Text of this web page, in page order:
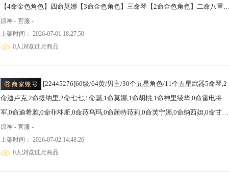
【4命金色角色】四命莫娜【3命金色角色】三命琴【2命金色角色】二命八重神
子,二命提纳里,二命迪卢克【1命金色角色】一命枫原万叶,一命甘雨,一命迪希
雅,一命七七【0命金色角色】梦见月瑞希,玛薇卡,恰斯卡,基尼奇,千织,神里绫华,
优菈,温迪【5精武器】雾切之回光【2精武器】护摩之杖,阿莫斯之弓【1精武
空之傲,天空之卷,天空之脊,天空之翼,天空之刃,四风原典
原神 - 官服 -
上架时间： 2026-07-01 18:27:50
0人浏览过此商品
命迪卢克,2命提纳里,2命七七,1命魈,1命莫娜,1命胡桃,1命神里绫华,0命雷电将
军,0命迪希雅,0命菲林斯,0命菈乌玛,0命茜特菈莉,0命芙宁娜,0命纳西妲,0命甘
雨,0命瓦雷莎,0命玛薇卡,0命梦见月瑞希,0命桑多涅,0命希诺宁,0命奈芙尔,0命夜
兰,0命基尼奇,0命刻晴,0命优菈,0命丝柯克,精2天空之刃,精2四风原典,精1飞雷之
弦振,精1赤沙之杖,精1裁叶萃光,精1苍古自由之誓,精1终末嗟叹之诗,精1灾悔,精1
原神 - 官服 -
上架时间： 2026-07-02 14:48:26
0人浏览过此商品